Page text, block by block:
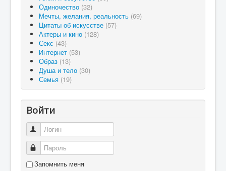
Одиночество (32)
Мечты, желания, реальность (69)
Цитаты об искусстве (57)
Актеры и кино (128)
Секс (43)
Интернет (53)
Образ (13)
Душа и тело (30)
Семья (19)
Войти
Логин
Пароль
Запомнить меня